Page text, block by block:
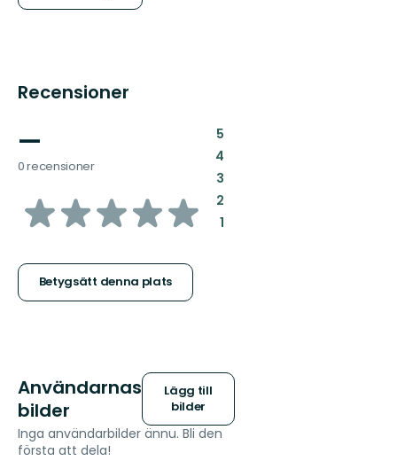
Recensioner
—
0 recensioner
av
stjärnor
Betygsätt denna plats
5:
4:
3:
2:
1:
Användarnas
bilder
Lägg till
bilder
Inga användarbilder ännu. Bli den
första att dela!